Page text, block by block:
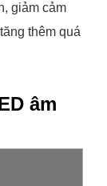
giảm cảm
thêm quá
âm